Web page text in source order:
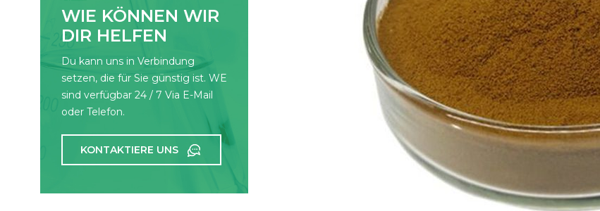
WIE KÖNNEN WIR
DIR HELFEN
Du kann uns in Verbindung
setzen, die für Sie günstig ist. WE
sind verfügbar 24 / 7 Via E-Mail
oder Telefon.
KONTAKTIERE UNS